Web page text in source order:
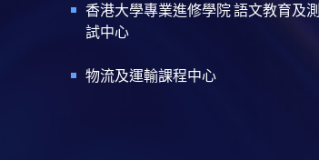
香港大學專業進修學院 語文教育及測
試中心
物流及運輸課程中心